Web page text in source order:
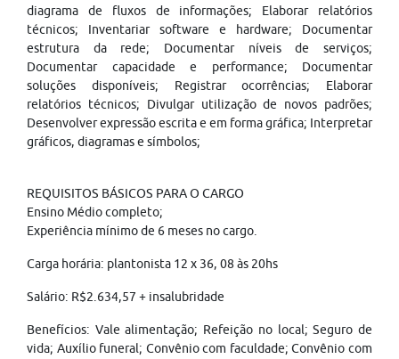
diagrama de fluxos de informações; Elaborar relatórios
técnicos; Inventariar software e hardware; Documentar
estrutura da rede; Documentar níveis de serviços;
Documentar capacidade e performance; Documentar
soluções disponíveis; Registrar ocorrências; Elaborar
relatórios técnicos; Divulgar utilização de novos padrões;
Desenvolver expressão escrita e em forma gráfica; Interpretar
gráficos, diagramas e símbolos;
REQUISITOS BÁSICOS PARA O CARGO
Ensino Médio completo;
Experiência mínimo de 6 meses no cargo.
Carga horária: plantonista 12 x 36, 08 às 20hs
Salário: R$2.634,57 + insalubridade
Benefícios: Vale alimentação; Refeição no local; Seguro de
vida; Auxílio funeral; Convênio com faculdade; Convênio com